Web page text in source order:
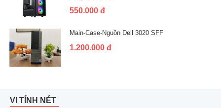
550.000 đ
Main-Case-Nguồn Dell 3020 SFF
1.200.000 đ
VI TÍNH NÉT